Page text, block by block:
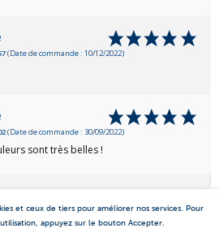
(Date de commande : 10/12/2022)
(Date de commande : 30/09/2022)
sont très belles !
et ceux de tiers pour améliorer nos services. Pour
appuyez sur le bouton Accepter.